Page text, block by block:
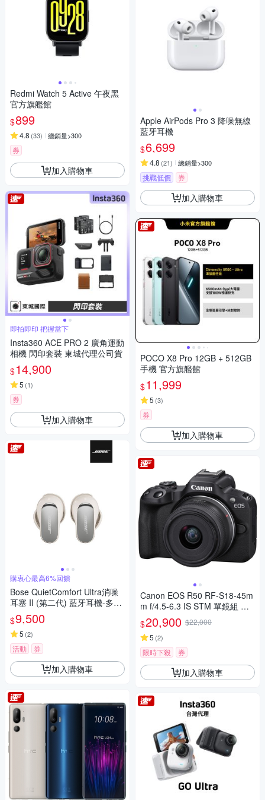
Redmi Watch 5 Active 午夜黑
官方旗艦館
$899
4.8 (33) 總銷量>300
券
加入購物車
即拍即印 把握當下
Insta360 ACE PRO 2 廣角運動
相機 閃印套裝 東城代理公司貨
$14,900
5 (1)
券
加入購物車
購衷心最高6%回饋
Bose QuietComfort Ultra消噪
耳塞 II (第二代) 藍牙耳機-多色
選
$9,500
5 (2)
活動 券
加入購物車
Apple AirPods Pro 3 降噪無線
藍牙耳機
$6,699
4.8 (21) 總銷量>300
挑戰低價 券
加入購物車
POCO X8 Pro 12GB + 512GB
手機 官方旗艦館
$11,999
5 (3)
券
加入購物車
Canon EOS R50 RF-S18-45m
m f/4.5-6.3 IS STM 單鏡組 公
司貨
$20,900 $22,000
5 (2)
限時下殺 券
加入購物車